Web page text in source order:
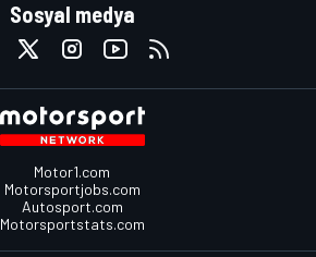
Sosyal medya
Motor1.com
Motorsportjobs.com
Autosport.com
Motorsportstats.com